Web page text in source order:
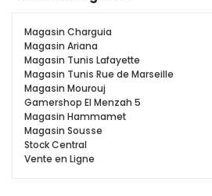
Magasin Charguia
Magasin Ariana
Magasin Tunis Lafayette
Magasin Tunis Rue de Marseille
Magasin Mourouj
Gamershop El Menzah 5
Magasin Hammamet
Magasin Sousse
Stock Central
Vente en Ligne